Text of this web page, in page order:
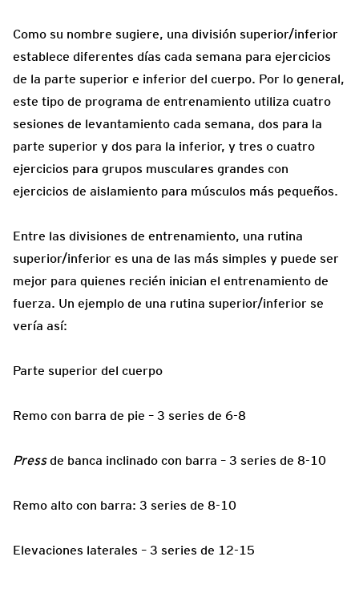
Como su nombre sugiere, una división superior/inferior
establece diferentes días cada semana para ejercicios
de la parte superior e inferior del cuerpo. Por lo general,
este tipo de programa de entrenamiento utiliza cuatro
sesiones de levantamiento cada semana, dos para la
parte superior y dos para la inferior, y tres o cuatro
ejercicios para grupos musculares grandes con
ejercicios de aislamiento para músculos más pequeños.
Entre las divisiones de entrenamiento, una rutina
superior/inferior es una de las más simples y puede ser
mejor para quienes recién inician el entrenamiento de
fuerza. Un ejemplo de una rutina superior/inferior se
vería así:
Parte superior del cuerpo
Remo con barra de pie – 3 series de 6-8
Pressde banca inclinado con barra – 3 series de 8-10
Remo alto con barra: 3 series de 8-10
Elevaciones laterales – 3 series de 12-15